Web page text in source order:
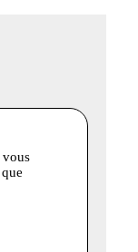
vous